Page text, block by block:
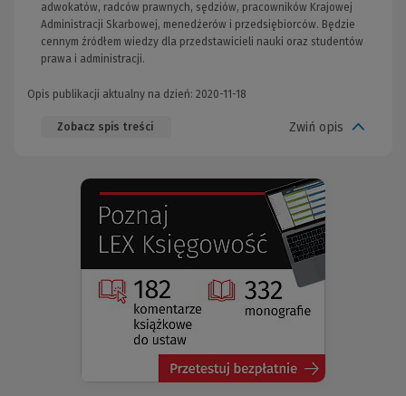
adwokatów, radców prawnych, sędziów, pracowników Krajowej
Administracji Skarbowej, menedżerów i przedsiębiorców. Będzie
cennym źródłem wiedzy dla przedstawicieli nauki oraz studentów
prawa i administracji.
Opis publikacji aktualny na dzień: 2020-11-18
Zobacz spis treści Zwiń opis